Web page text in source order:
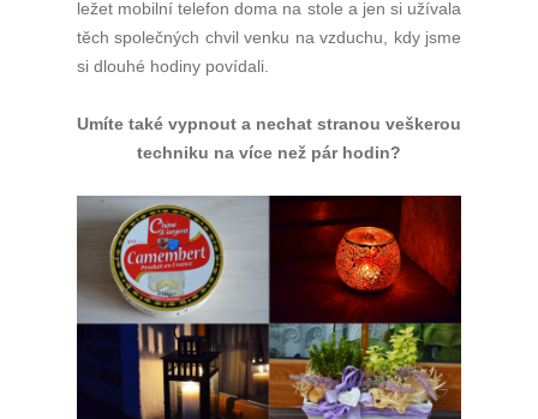
ležet mobilní telefon doma na stole a jen si užívala
těch společných chvil venku na vzduchu, kdy jsme
si dlouhé hodiny povídali.
Umíte také vypnout a nechat stranou veškerou
techniku na více než pár hodin?